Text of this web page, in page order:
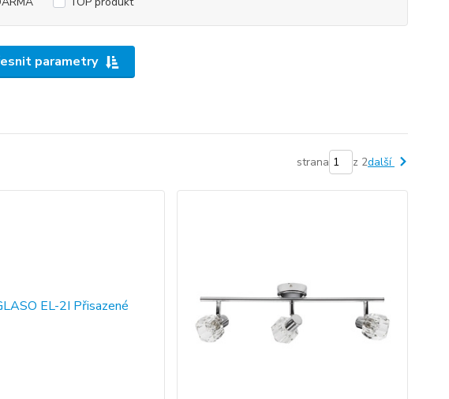
parametry
strana z 2další